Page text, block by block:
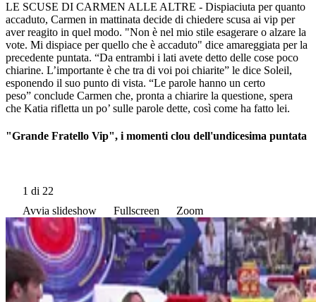
LE SCUSE DI CARMEN ALLE ALTRE - Dispiaciuta per quanto
accaduto, Carmen in mattinata decide di chiedere scusa ai vip per
aver reagito in quel modo. "Non è nel mio stile esagerare o alzare la
vote. Mi dispiace per quello che è accaduto" dice amareggiata per la
precedente puntata. “Da entrambi i lati avete detto delle cose poco
chiarine. L’importante è che tra di voi poi chiarite” le dice Soleil,
esponendo il suo punto di vista. “Le parole hanno un certo
peso” conclude Carmen che, pronta a chiarire la questione, spera
che Katia rifletta un po’ sulle parole dette, così come ha fatto lei.
"Grande Fratello Vip", i momenti clou dell'undicesima puntata
1 di 22
Avvia slideshow
Fullscreen Zoom